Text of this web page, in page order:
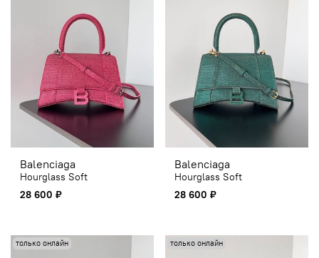
Balenciaga
Hourglass Soft
28 600 ₽
Balenciaga
Hourglass Soft
28 600 ₽
только онлайн только онлайн